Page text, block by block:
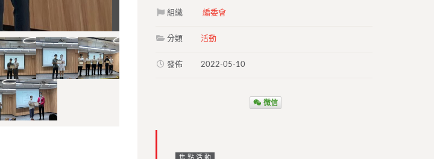
組織 編委會
分類 活動
發佈 2022-05-10
微信
焦點活動